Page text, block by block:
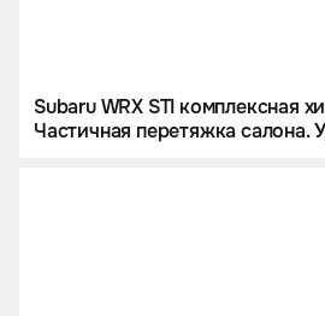
Subaru WRX STI комплексная
Частичная перетяжка салона.